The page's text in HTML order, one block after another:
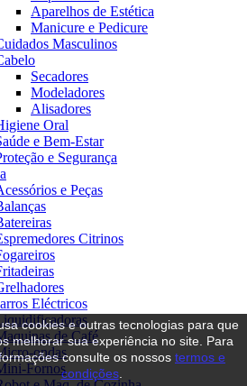
Aparelhos de Estética
Manicure e Pedicure
Masculinos
Secadores
Modeladores
Alisadores
Oral
e Bem-Estar
e Segurança
e Peças
Citrinos
Eléctricos
de Café
ondas
Fornos
cookies e outras tecnologias para que
melhorar sua experiência no site. Para
consulte os nossos termos e
condições.